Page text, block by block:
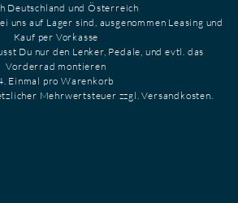
Deutschland und Österreich
uns auf Lager sind, ausgenommen Leasing und
Kauf per Vorkasse
Du nur den Lenker, Pedale, und evtl. das
Vorderrad montieren
Einmal pro Warenkorb
Mehrwertsteuer zzgl. Versandkosten.